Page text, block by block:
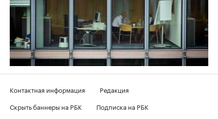
Контактная информация
Редакция
Скрыть баннеры на РБК
Подписка на РБК